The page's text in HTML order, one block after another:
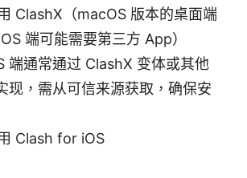
ClashX（macOS 版本的桌面端
端可能需要第三方 App）
端通常通过 ClashX 变体或其他
现，需从可信来源获取，确保安
Clash for iOS